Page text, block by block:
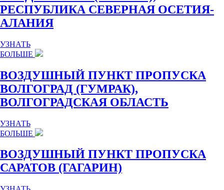
РЕСПУБЛИКА СЕВЕРНАЯ ОСЕТИЯ-
АЛАНИЯ
УЗНАТЬ
БОЛЬШЕ
ВОЗДУШНЫЙ ПУНКТ ПРОПУСКА
ВОЛГОГРАД (ГУМРАК),
ВОЛГОГРАДСКАЯ ОБЛАСТЬ
УЗНАТЬ
БОЛЬШЕ
ВОЗДУШНЫЙ ПУНКТ ПРОПУСКА
САРАТОВ (ГАГАРИН)